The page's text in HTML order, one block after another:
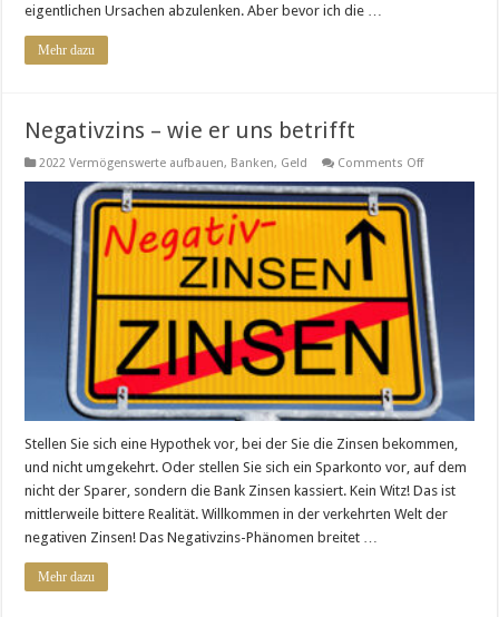
eigentlichen Ursachen abzulenken. Aber bevor ich die …
Mehr dazu
Negativzins – wie er uns betrifft
2022 Vermögenswerte aufbauen, Banken, Geld Comments Offon
wie
er
uns
betrifft
Stellen Sie sich eine Hypothek vor, bei der Sie die Zinsen bekommen,
und nicht umgekehrt. Oder stellen Sie sich ein Sparkonto vor, auf dem
nicht der Sparer, sondern die Bank Zinsen kassiert. Kein Witz! Das ist
mittlerweile bittere Realität. Willkommen in der verkehrten Welt der
negativen Zinsen! Das Negativzins-Phänomen breitet …
Mehr dazu